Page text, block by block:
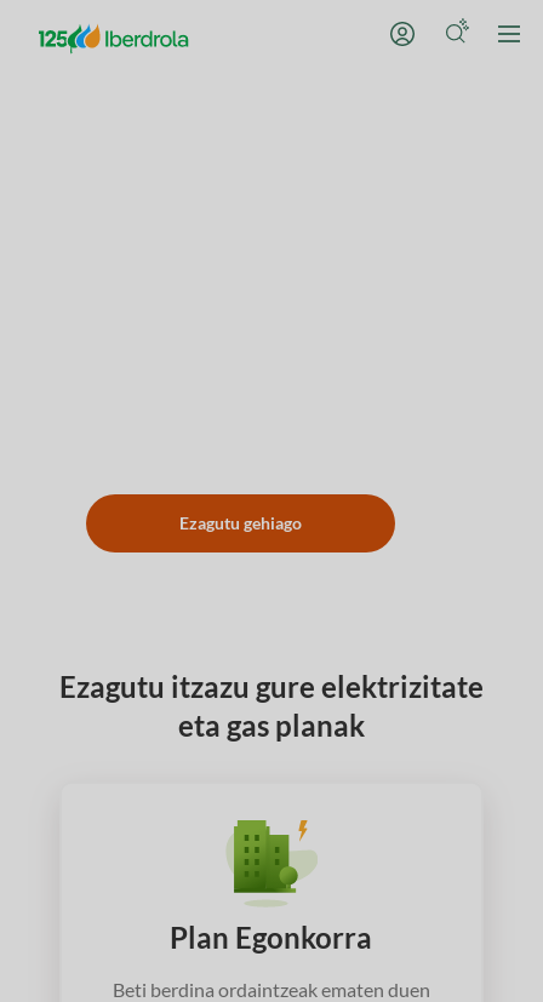
Ezagutu gehiago
Ezagutu itzazu gure elektrizitate
eta gas planak
Plan Egonkorra
Beti berdina ordaintzeak ematen duen